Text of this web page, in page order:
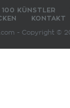
100 KÜNSTLER
KONTAKT
- Copyright ©